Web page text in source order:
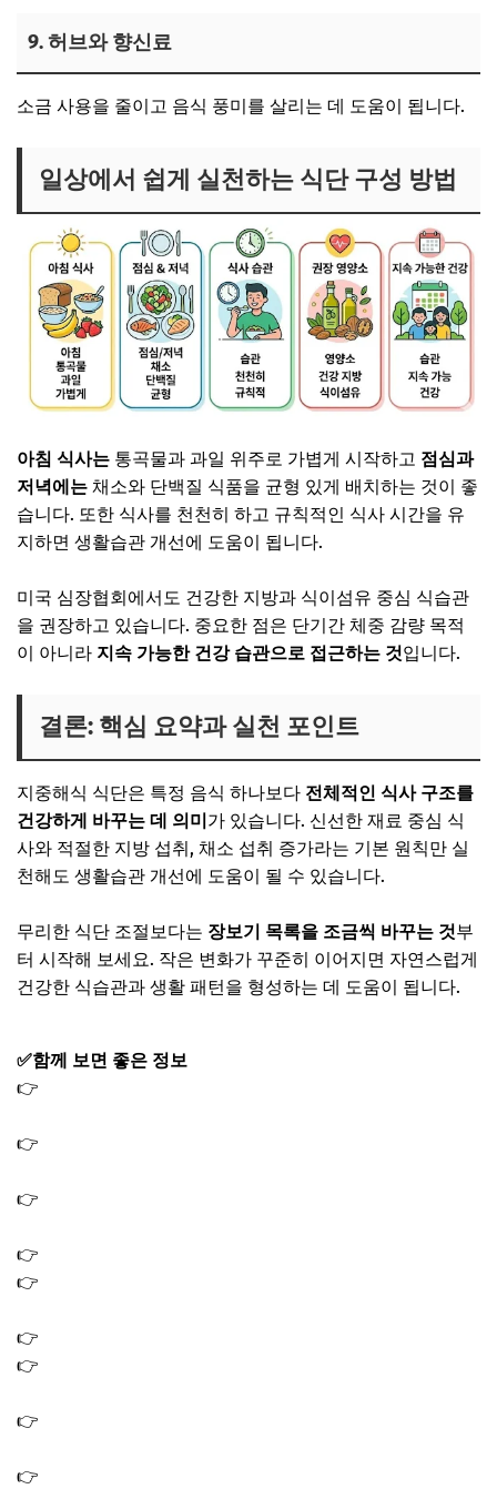
9. 허브와 향신료
소금 사용을 줄이고 음식 풍미를 살리는 데 도움이 됩니다.
일상에서 쉽게 실천하는 식단 구성 방법
아침 식사는 통곡물과 과일 위주로 가볍게 시작하고 점심과
저녁에는 채소와 단백질 식품을 균형 있게 배치하는 것이 좋
습니다. 또한 식사를 천천히 하고 규칙적인 식사 시간을 유
지하면 생활습관 개선에 도움이 됩니다.
미국 심장협회에서도 건강한 지방과 식이섬유 중심 식습관
을 권장하고 있습니다. 중요한 점은 단기간 체중 감량 목적
이 아니라 지속 가능한 건강 습관으로 접근하는 것입니다.
결론: 핵심 요약과 실천 포인트
지중해식 식단은 특정 음식 하나보다 전체적인 식사 구조를
건강하게 바꾸는 데 의미 가 있습니다. 신선한 재료 중심 식
사와 적절한 지방 섭취, 채소 섭취 증가라는 기본 원칙만 실
천해도 생활습관 개선에 도움이 될 수 있습니다.
무리한 식단 조절보다는 장보기 목록을 조금씩 바꾸는 것부
터 시작해 보세요. 작은 변화가 꾸준히 이어지면 자연스럽게
건강한 식습관과 생활 패턴을 형성하는 데 도움이 됩니다.
✅함께 보면 좋은 정보
👉
👉
👉
👉
👉
👉
👉
👉
👉